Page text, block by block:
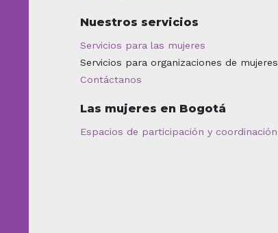
Nuestros servicios
Servicios para las mujeres
Servicios para organizaciones de mujeres
Contáctanos
Las mujeres en Bogotá
Espacios de participación y coordinación